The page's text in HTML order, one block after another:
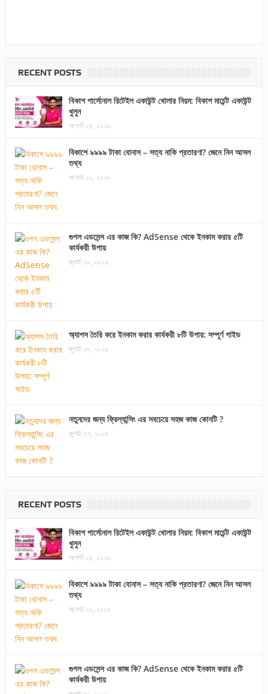
RECENT POSTS
বিকাশ পার্সোনাল রিটেইল একাউন্ট খোলার নিয়ম: বিকাশ মার্চেন্ট একাউন্ট
খুলুন
আগস্ট ০৪, ২০২৬
বিকাশে ৯৯৯৯ টাকা বোনাস – সত্য নাকি প্রতারণা? জেনে নিন আসল
তথ্য
আগস্ট ০২, ২০২৬
গুগল এডসেন্স এর কাজ কি? AdSense থেকে ইনকাম করার ৫টি
কার্যকরী উপায়
জুলাই ৩০, ২০২৬
অ্যাপস তৈরি করে ইনকাম করার কার্যকরী ৮টি উপায়: সম্পূর্ণ গাইড
জুলাই ২৮, ২০২৬
নতুনদের জন্য ফ্রিল্যান্সিং এর সবচেয়ে সহজ কাজ কোনটি ?
জুলাই ২৭, ২০২৬
RECENT POSTS
বিকাশ পার্সোনাল রিটেইল একাউন্ট খোলার নিয়ম: বিকাশ মার্চেন্ট একাউন্ট
খুলুন
আগস্ট ০৪, ২০২৬
বিকাশে ৯৯৯৯ টাকা বোনাস – সত্য নাকি প্রতারণা? জেনে নিন আসল
তথ্য
আগস্ট ০২, ২০২৬
গুগল এডসেন্স এর কাজ কি? AdSense থেকে ইনকাম করার ৫টি
কার্যকরী উপায়